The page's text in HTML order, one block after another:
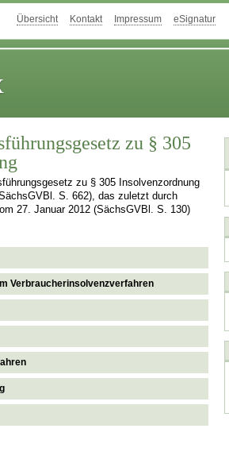
Übersicht Kontakt Impressum eSignatur
zu § 305
zu § 305 Insolvenzordnung
S. 662), das zuletzt durch
27. Januar 2012 (SächsGVBl. S. 130)
Verbraucherinsolvenzverfahren